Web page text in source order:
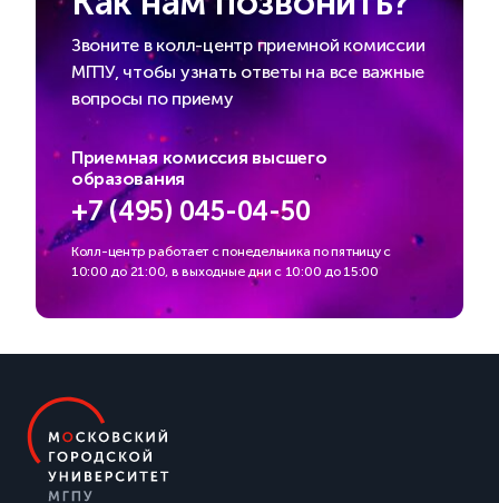
Звоните в колл-центр приемной комиссии
МГПУ, чтобы узнать ответы на все важные
вопросы по приему
Приемная комиссия высшего
образования
+7 (495) 045-04-50
Колл-центр работает с понедельника по пятницу с
10:00 до 21:00, в выходные дни с 10:00 до 15:00